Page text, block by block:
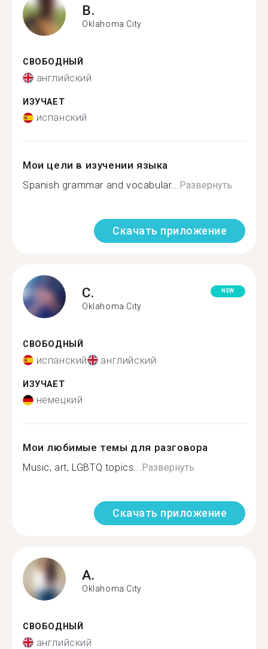
B.
Oklahoma City
СВОБОДНЫЙ
английский
ИЗУЧАЕТ
испанский
Мои цели в изучении языка
Spanish grammar and vocabular...Развернуть
Скачать приложение
C.
Oklahoma City
NEW
СВОБОДНЫЙ
испанский английский
ИЗУЧАЕТ
немецкий
Мои любимые темы для разговора
Music, art, LGBTQ topics...Развернуть
Скачать приложение
A.
Oklahoma City
СВОБОДНЫЙ
английский